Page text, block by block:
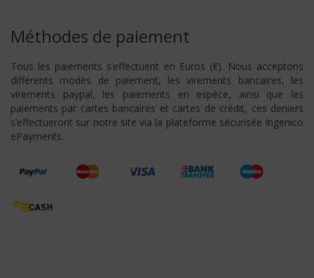
Méthodes de paiement
Tous les paiements s’effectuent en Euros (€). Nous acceptons
différents modes de paiement, les virements bancaires, les
virements paypal, les paiements en espèce, ainsi que les
paiements par cartes bancaires et cartes de crédit, ces deniers
s’effectueront sur notre site via la plateforme sécurisée Ingenico
ePayments.